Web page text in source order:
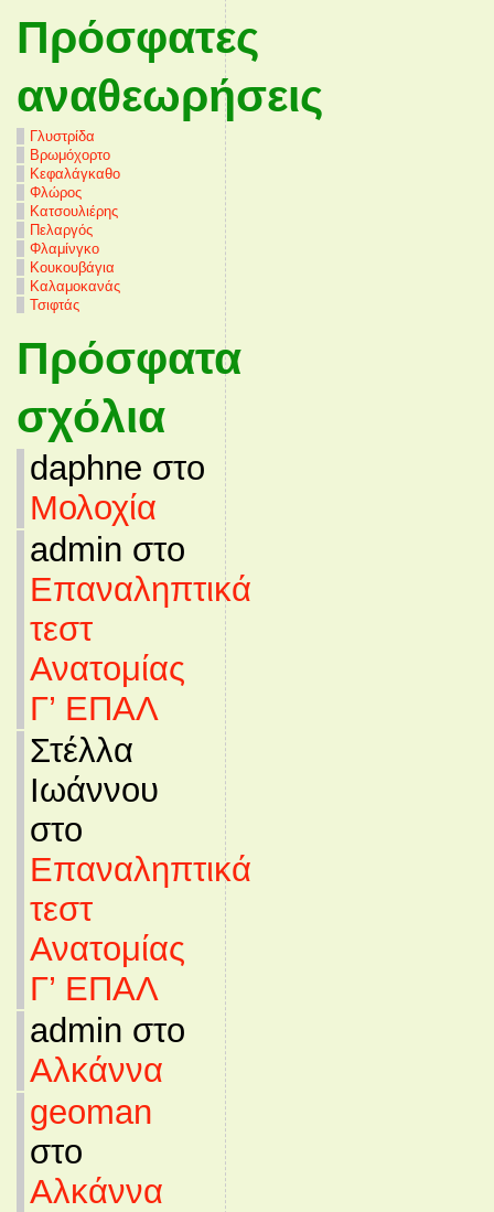
Πρόσφατες
αναθεωρήσεις
Γλυστρίδα
Βρωμόχορτο
Κεφαλάγκαθο
Φλώρος
Κατσουλιέρης
Πελαργός
Φλαμίνγκο
Κουκουβάγια
Καλαμοκανάς
Τσιφτάς
Πρόσφατα
σχόλια
daphne στο
Μολοχία
admin στο
Επαναληπτικά
τεστ
Ανατομίας
Γ’ ΕΠΑΛ
Στέλλα
Ιωάννου
στο
Επαναληπτικά
τεστ
Ανατομίας
Γ’ ΕΠΑΛ
admin στο
Αλκάννα
geoman
στο
Αλκάννα